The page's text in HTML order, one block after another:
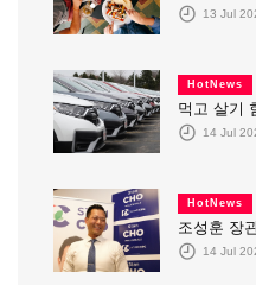
13 Jul
HotNews
먹고 살기
14 Jul
HotNews
조성훈 장
14 Jul